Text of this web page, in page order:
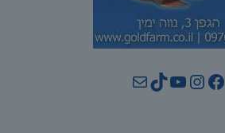
Facebook
Instagram
YouTube
TikTok
Mail